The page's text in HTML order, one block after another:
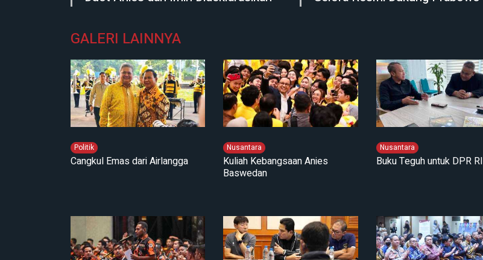
GALERI LAINNYA
Politik
Cangkul Emas dari Airlangga
Nusantara
Kuliah Kebangsaan Anies
Baswedan
Nusantara
Buku Teguh untuk DPR RI